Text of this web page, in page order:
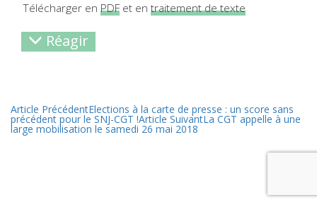
Télécharger enPDF et entraitement de texte
Réagir
Article PrécédentElections à la carte de presse : un score sans
précédent pour le SNJ-CGT !Article SuivantLa CGT appelle à une
large mobilisation le samedi 26 mai 2018